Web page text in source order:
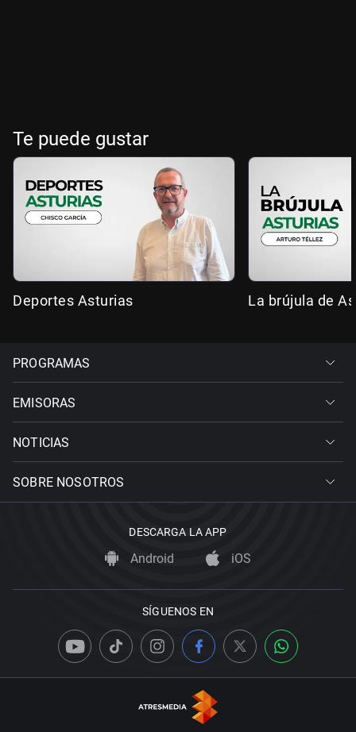
Te puede gustar
Deportes Asturias La brújula de
PROGRAMAS
EMISORAS
NOTICIAS
SOBRE NOSOTROS
DESCARGA LA APP
Android iOS
SÍGUENOS EN